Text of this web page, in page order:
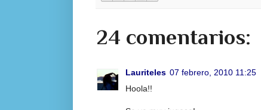
24 comentarios:
Lauriteles 07 febrero, 2010 11:25
Hoola!!